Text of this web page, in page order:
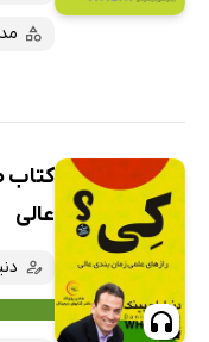
کتاب
عالی‌